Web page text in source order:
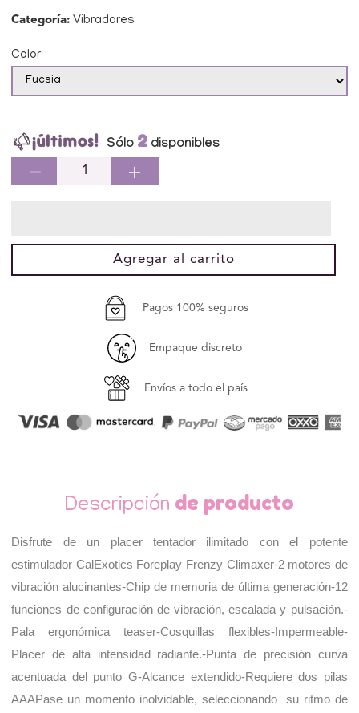
Categoría: Vibradores
Color
Sólo 2 disponibles
Reducir
Estimulador
Clitoris
Funciones
Climaxer
Aumentar
Estimulador
Clitoris
G
Funciones
Climaxer
Agregar al carrito
Pagos 100% seguros
Empaque discreto
Envíos a todo el país
Descripción de producto
Disfrute de un placer tentador ilimitado con el potente
estimulador CalExotics Foreplay Frenzy Climaxer-2 motores de
vibración alucinantes-Chip de memoria de última generación-12
funciones de configuración de vibración, escalada y pulsación.-
Pala ergonómica teaser-Cosquillas flexibles-Impermeable-
Placer de alta intensidad radiante.-Punta de precisión curva
acentuada del punto G-Alcance extendido-Requiere dos pilas
AAAPase un momento inolvidable, seleccionando  su ritmo de